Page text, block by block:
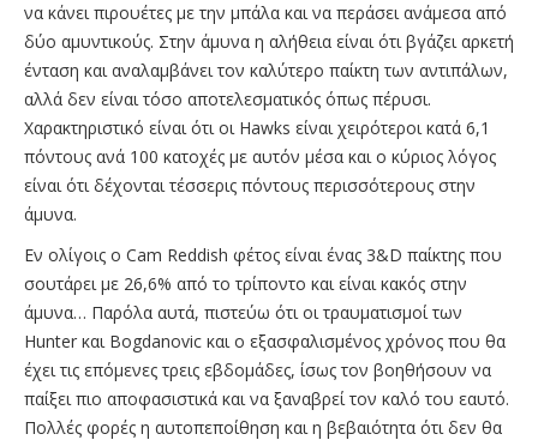
να κάνει πιρουέτες με την μπάλα και να περάσει ανάμεσα από
δύο αμυντικούς. Στην άμυνα η αλήθεια είναι ότι βγάζει αρκετή
ένταση και αναλαμβάνει τον καλύτερο παίκτη των αντιπάλων,
αλλά δεν είναι τόσο αποτελεσματικός όπως πέρυσι.
Χαρακτηριστικό είναι ότι οι Hawks είναι χειρότεροι κατά 6,1
πόντους ανά 100 κατοχές με αυτόν μέσα και ο κύριος λόγος
είναι ότι δέχονται τέσσερις πόντους περισσότερους στην
άμυνα.
Εν ολίγοις ο Cam Reddish φέτος είναι ένας 3&D παίκτης που
σουτάρει με 26,6% από το τρίποντο και είναι κακός στην
άμυνα… Παρόλα αυτά, πιστεύω ότι οι τραυματισμοί των
Hunter και Bogdanovic και ο εξασφαλισμένος χρόνος που θα
έχει τις επόμενες τρεις εβδομάδες, ίσως τον βοηθήσουν να
παίξει πιο αποφασιστικά και να ξαναβρεί τον καλό του εαυτό.
Πολλές φορές η αυτοπεποίθηση και η βεβαιότητα ότι δεν θα